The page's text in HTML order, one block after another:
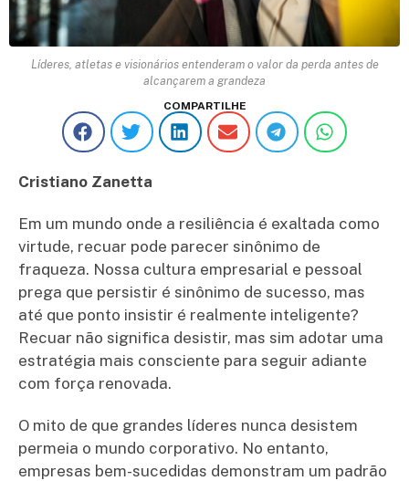
Líderes, atletas e visionários entenderam o valor da perda antes de
alcançarem a grandeza
COMPARTILHE
Cristiano Zanetta
Em um mundo onde a resiliência é exaltada como
virtude, recuar pode parecer sinônimo de
fraqueza. Nossa cultura empresarial e pessoal
prega que persistir é sinônimo de sucesso, mas
até que ponto insistir é realmente inteligente?
Recuar não significa desistir, mas sim adotar uma
estratégia mais consciente para seguir adiante
com força renovada.
O mito de que grandes líderes nunca desistem
permeia o mundo corporativo. No entanto,
empresas bem-sucedidas demonstram um padrão